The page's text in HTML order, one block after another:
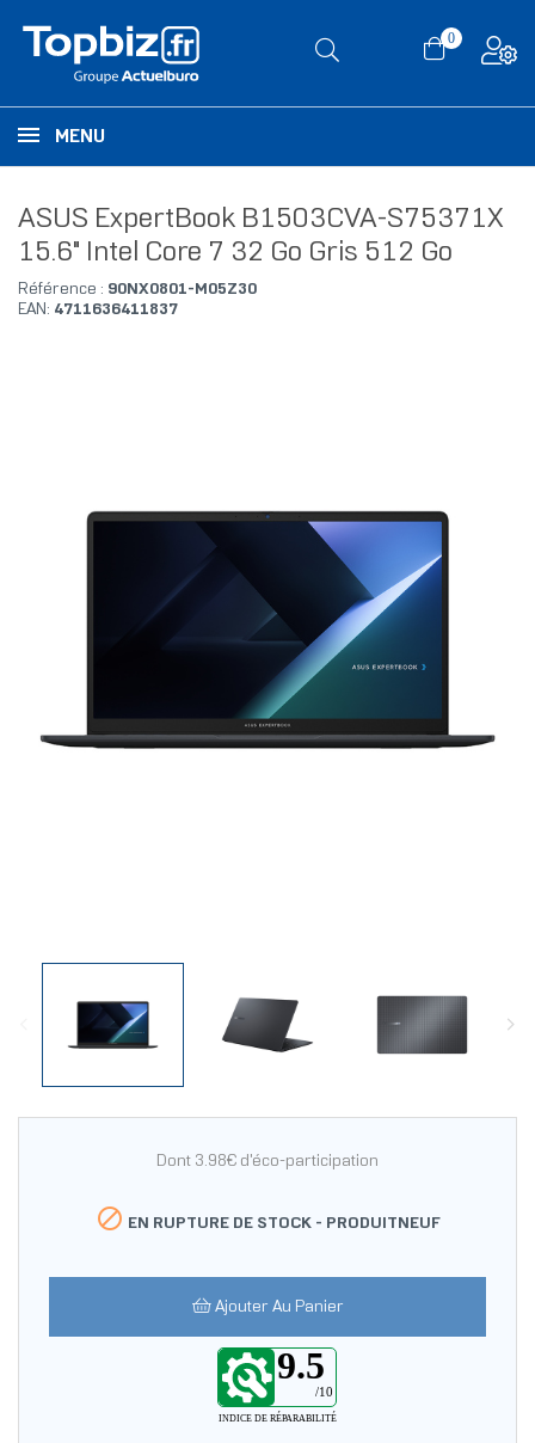
0
MENU
ASUS ExpertBook B1503CVA-S75371X
15.6" Intel Core 7 32 Go Gris 512 Go
Référence : 90NX0801-M05Z30
EAN: 4711636411837
Dont 3.98€ d'éco-participation
 EN RUPTURE DE STOCK - PRODUITNEUF
Ajouter Au Panier
9.5
/10
INDICE DE RÉPARABILITÉ